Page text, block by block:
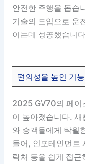
안전한 주행을 돕습
기술의 도입으로 운
이는데 성공했습니
편의성을 높인 기
2025 GV70의 페이
이 높아졌습니다.
와 승객들에게 탁월
들어, 인포테인먼트
락처 등을 쉽게 접근